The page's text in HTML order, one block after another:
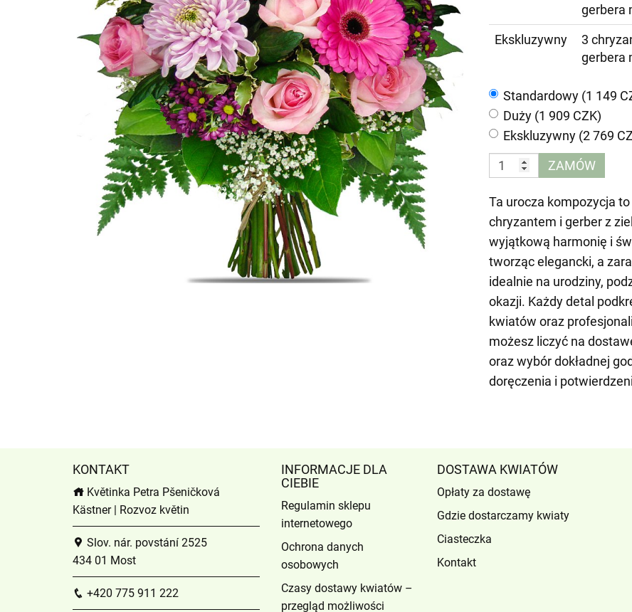
gerbera
Ekskluzywny
3
gerbera
Standardowy (1 149
Duży (1 909 CZK)
Ekskluzywny (2 769
ZAMÓW
Ta urocza kompozycja
chryzantem i gerber z
wyjątkową harmonię i
tworząc elegancki, a
idealnie na urodziny,
okazji. Każdy detal
kwiatów oraz
możesz liczyć na
oraz wybór dokładnej
doręczenia i
KONTAKT
Květinka Petra Pšeničková
Kästner | Rozvoz květin
Slov. nár. povstání 2525
434 01 Most
+420 775 911 222
INFORMACJE DLA
CIEBIE
Regulamin sklepu
internetowego
Ochrona danych
osobowych
Czasy dostawy kwiatów –
przegląd możliwości
DOSTAWA KWIATÓW
Opłaty za dostawę
Gdzie dostarczamy kwiaty
Ciasteczka
Kontakt